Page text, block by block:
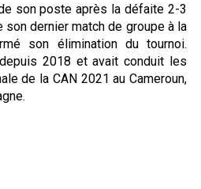
son poste après la défaite 2-3
son dernier match de groupe à la
son élimination du tournoi.
2018 et avait conduit les
de la CAN 2021 au Cameroun,